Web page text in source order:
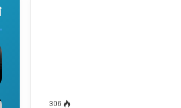
306